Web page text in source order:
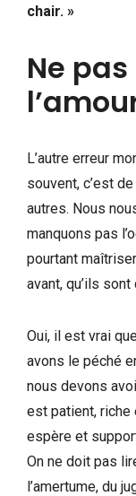
chair. »
Ne
L’autre erreur
souvent, c’est
autres. Nous
manquons pas
pourtant
avant, qu’ils
Oui, il est vrai
avons le péché
nous devons
est patient, riche
espère et
On ne doit pas
l’amertume, du